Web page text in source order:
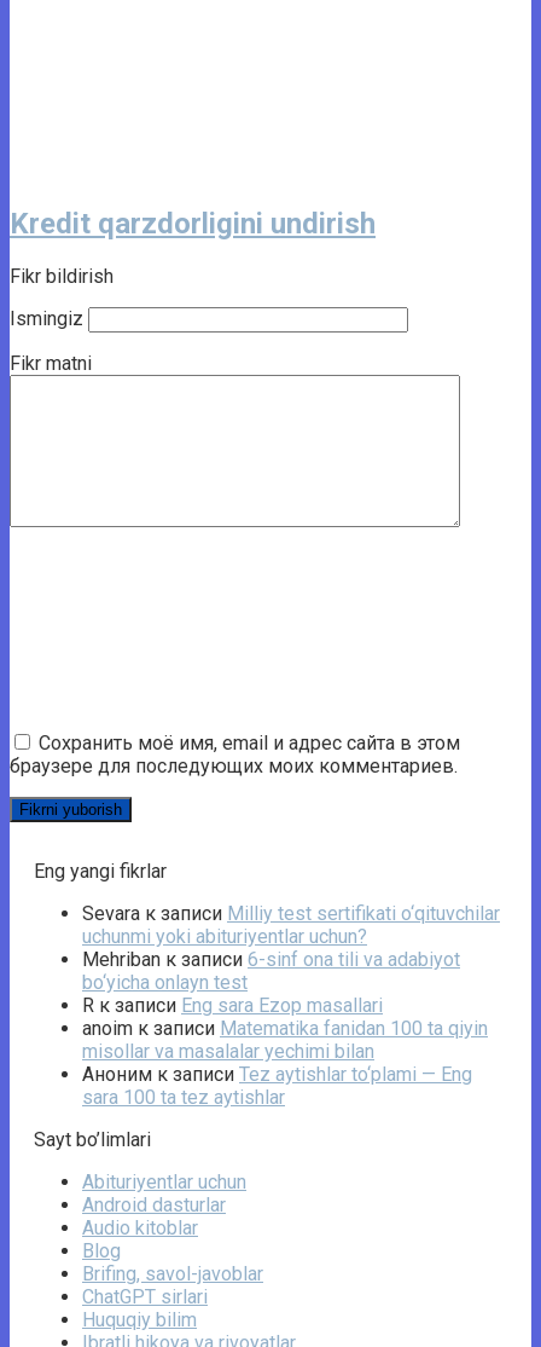
Kredit qarzdorligini undirish
Fikr bildirish
Ismingiz
Fikr matni
Сохранить моё имя, email и адрес сайта в этом
браузере для последующих моих комментариев.
Eng yangi fikrlar
Sevara к записи Milliy test sertifikati o‘qituvchilar
uchunmi yoki abituriyentlar uchun?
Mehriban к записи 6-sinf ona tili va adabiyot
bo‘yicha onlayn test
R к записи Eng sara Ezop masallari
anoim к записи Matematika fanidan 100 ta qiyin
misollar va masalalar yechimi bilan
Аноним к записи Tez aytishlar to‘plami — Eng
sara 100 ta tez aytishlar
Sayt bo’limlari
Abituriyentlar uchun
Android dasturlar
Audio kitoblar
Blog
Brifing, savol-javoblar
ChatGPT sirlari
Huquqiy bilim